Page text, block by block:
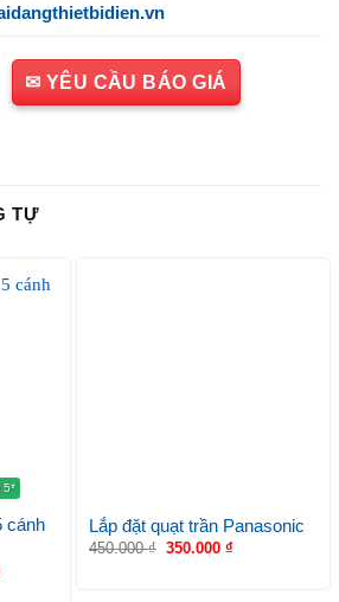
✉ YÊU CẦU BÁO GIÁ
TỰ
5*
cánh
Lắp đặt quạt trần Panasonic
450.000₫ 350.000 ₫